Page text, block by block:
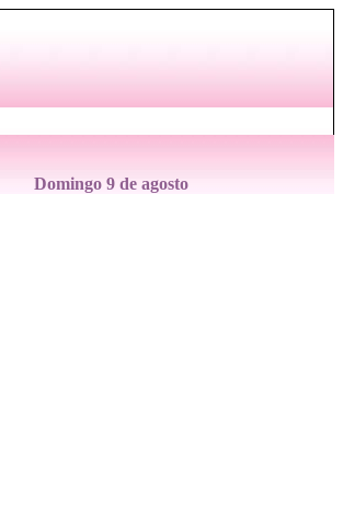
Domingo 9 de agosto